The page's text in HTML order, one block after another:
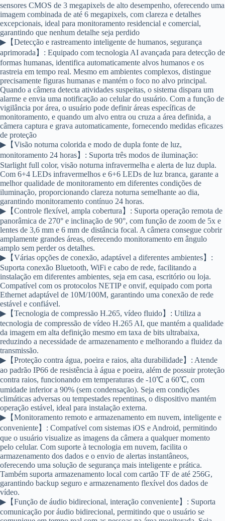
sensores CMOS de 3 megapixels de alto desempenho, oferecendo uma
imagem combinada de até 6 megapixels, com clareza e detalhes
excepcionais, ideal para monitoramento residencial e comercial,
garantindo que nenhum detalhe seja perdido
▶【Detecção e rastreamento inteligente de humanos, segurança
aprimorada】: Equipado com tecnologia AI avançada para detecção de
formas humanas, identifica automaticamente alvos humanos e os
rastreia em tempo real. Mesmo em ambientes complexos, distingue
precisamente figuras humanas e mantém o foco no alvo principal.
Quando a câmera detecta atividades suspeitas, o sistema dispara um
alarme e envia uma notificação ao celular do usuário. Com a função de
vigilância por área, o usuário pode definir áreas específicas de
monitoramento, e quando um alvo entra ou cruza a área definida, a
câmera captura e grava automaticamente, fornecendo medidas eficazes
de proteção
▶【Visão noturna colorida e modo de dupla fonte de luz,
monitoramento 24 horas】: Suporta três modos de iluminação:
Starlight full color, visão noturna infravermelha e alerta de luz dupla.
Com 6+4 LEDs infravermelhos e 6+6 LEDs de luz branca, garante a
melhor qualidade de monitoramento em diferentes condições de
iluminação, proporcionando clareza noturna semelhante ao dia,
garantindo monitoramento contínuo 24 horas.
▶【Controle flexível, ampla cobertura】: Suporta operação remota de
panorâmica de 270° e inclinação de 90°, com função de zoom de 5x e
lentes de 3,6 mm e 6 mm de distância focal. A câmera consegue cobrir
amplamente grandes áreas, oferecendo monitoramento em ângulo
amplo sem perder os detalhes.
▶【Várias opções de conexão, adaptável a diferentes ambientes】:
Suporta conexão Bluetooth, WiFi e cabo de rede, facilitando a
instalação em diferentes ambientes, seja em casa, escritório ou loja.
Compatível com os protocolos NETIP e onvif, equipado com porta
Ethernet adaptável de 10M/100M, garantindo uma conexão de rede
estável e confiável.
▶【Tecnologia de compressão H.265, vídeo fluido】: Utiliza a
tecnologia de compressão de vídeo H.265 AI, que mantém a qualidade
da imagem em alta definição mesmo em taxa de bits ultrabaixa,
reduzindo a necessidade de armazenamento e melhorando a fluidez da
transmissão.
▶【Proteção contra água, poeira e raios, alta durabilidade】: Atende
ao padrão IP66 de resistência à água e poeira, além de possuir proteção
contra raios, funcionando em temperaturas de -10℃ a 60℃, com
umidade inferior a 90% (sem condensação). Seja em condições
climáticas adversas ou tempestades repentinas, o dispositivo mantém
operação estável, ideal para instalação externa.
▶【Monitoramento remoto e armazenamento em nuvem, inteligente e
conveniente】: Compatível com sistemas iOS e Android, permitindo
que o usuário visualize as imagens da câmera a qualquer momento
pelo celular. Com suporte à tecnologia em nuvem, facilita o
armazenamento dos dados e o envio de alertas instantâneos,
oferecendo uma solução de segurança mais inteligente e prática.
Também suporta armazenamento local com cartão TF de até 256G,
garantindo backup seguro e armazenamento flexível dos dados de
vídeo.
▶【Função de áudio bidirecional, interação conveniente】: Suporta
comunicação por áudio bidirecional, permitindo que o usuário se